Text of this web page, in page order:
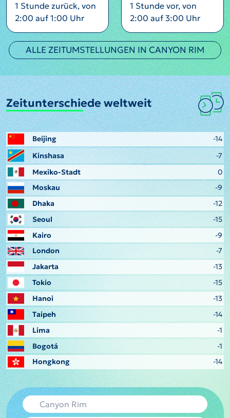
1 Stunde zurück, von
2:00 auf 1:00 Uhr
1 Stunde vor, von
2:00 auf 3:00 Uhr
ALLE ZEITUMSTELLUNGEN IN CANYON RIM
Zeitunterschiede weltweit
Beijing
-14
Kinshasa
-7
Mexiko-Stadt
0
Moskau
-9
Dhaka
-12
Seoul
-15
Kairo
-9
London
-7
Jakarta
-13
Tokio
-15
Hanoi
-13
Taipeh
-14
Lima
-1
Bogotá
-1
Hongkong
-14